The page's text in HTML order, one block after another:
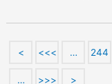
< <<< … 244
… >>> >